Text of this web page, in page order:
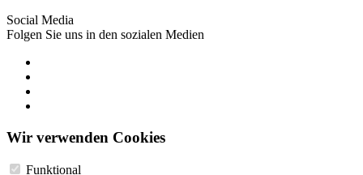
Social Media
Folgen Sie uns in den sozialen Medien
Wir verwenden Cookies
Funktional